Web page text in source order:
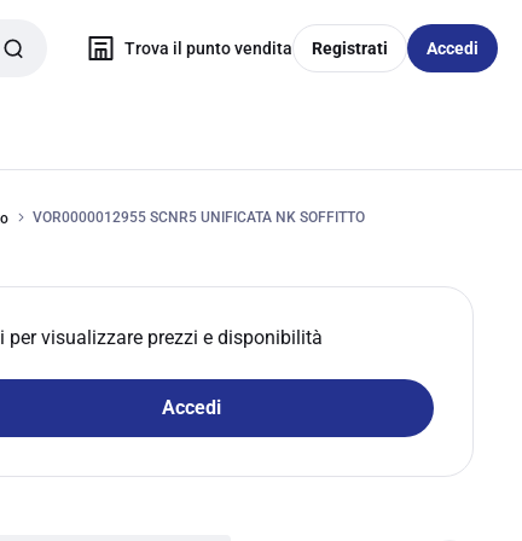
Trova il punto vendita Registrati Accedi
VOR0000012955 SCNR5 UNIFICATA NK SOFFITTO
per visualizzare prezzi e disponibilità
Accedi